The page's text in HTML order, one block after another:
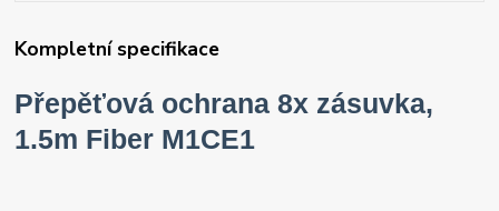
Kompletní specifikace
Přepěťová ochrana 8x zásuvka,
1.5m Fiber M1CE1